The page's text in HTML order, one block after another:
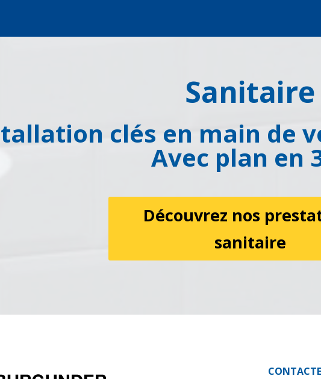
Sanitaire
clés en main de
Avec plan en
Découvrez nos
sanitaire